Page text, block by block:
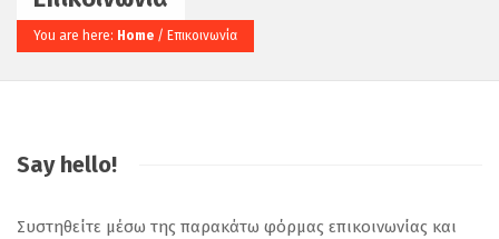
You are here: Home / Επικοινωνία
Say hello!
Συστηθείτε μέσω της παρακάτω φόρμας επικοινωνίας και